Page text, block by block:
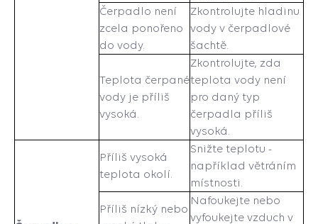
Čerpadlo není
zcela ponořeno
do vody.
Zkontrolujte hladinu
vody v čerpadlové
šachtě.
Teplota čerpané
vody je příliš
vysoká.
Zkontrolujte, zda
teplota vody není
pro daný typ
čerpadla příliš
vysoká.
Příliš vysoká
teplota okolí.
Snižte teplotu -
například větráním
místnosti.
Příliš nízký nebo
Nafoukejte nebo
vyfoukejte vzduch v